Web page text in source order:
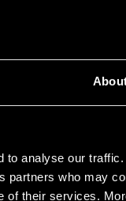
to analyse our
partners who may
of their services.
kohdistuu